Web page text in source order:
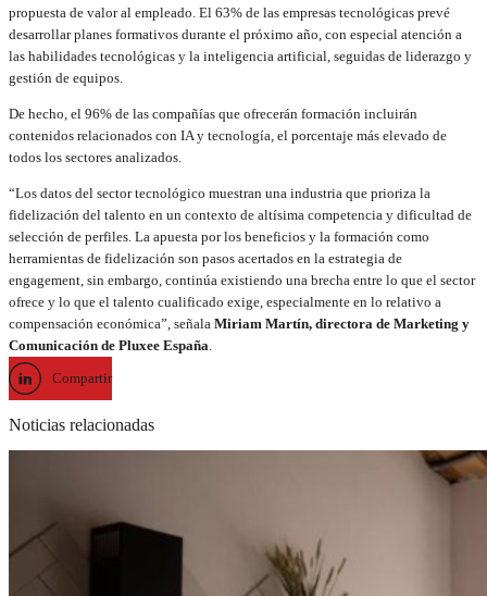
propuesta de valor al empleado. El 63% de las empresas tecnológicas prevé
desarrollar planes formativos durante el próximo año, con especial atención a
las habilidades tecnológicas y la inteligencia artificial, seguidas de liderazgo y
gestión de equipos.
De hecho, el 96% de las compañías que ofrecerán formación incluirán
contenidos relacionados con IA y tecnología, el porcentaje más elevado de
todos los sectores analizados.
“Los datos del sector tecnológico muestran una industria que prioriza la
fidelización del talento en un contexto de altísima competencia y dificultad de
selección de perfiles. La apuesta por los beneficios y la formación como
herramientas de fidelización son pasos acertados en la estrategia de
engagement, sin embargo, continúa existiendo una brecha entre lo que el sector
ofrece y lo que el talento cualificado exige, especialmente en lo relativo a
compensación económica”, señala Miriam Martín, directora de Marketing y
Comunicación de Pluxee España
Compartir
Noticias relacionadas